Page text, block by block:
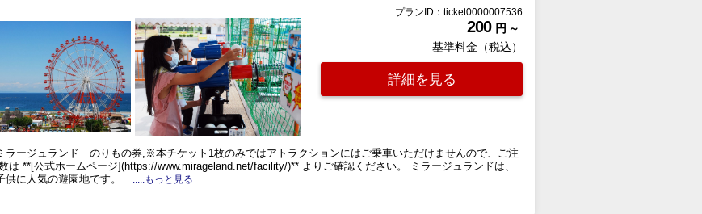
プランID：ticket0000007536
200 円 ～
基準料金（税込）
詳細を見る
ラージュランド のりもの券,※本チケット1枚のみではアトラクションにはご乗車いただけませんので、ご注
**[公式ホームページ](https://www.mirageland.net/facility/)** よりご確認ください。 ミラージュランドは、
に人気の遊園地です。
.....もっと見る